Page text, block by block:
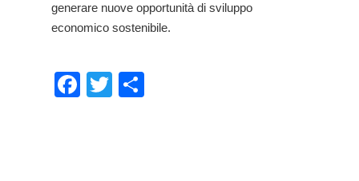
generare nuove opportunità di sviluppo
economico sostenibile.
Facebook
Twitter